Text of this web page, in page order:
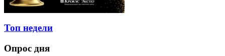
Топ недели
Опрос дня